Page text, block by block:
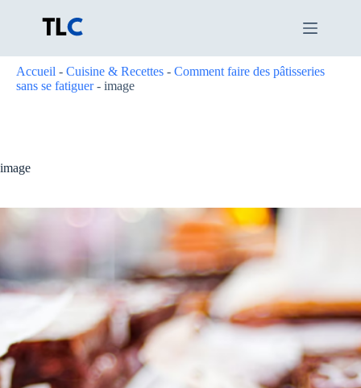
Accueil - Cuisine & Recettes - Comment faire des pâtisseries
sans se fatiguer- image
image